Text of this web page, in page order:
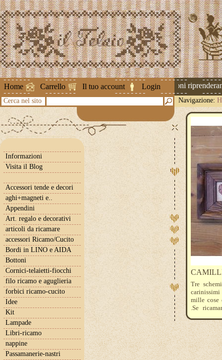
Home Carrello Il tuo account Login
Attenzione ! Le spedizioni
Cerca nel sito Navigazione:
Informazioni
Visita il Blog
Accessori tende e decori
aghi+magneti e..
Appendini
Art. regalo e decorativi
articoli da ricamare
accessori Ricamo/Cucito
Bordi in LINO e AIDA
Bottoni
Cornici-telaietti-fiocchi
filo ricamo e aguglieria
forbici ricamo-cucito
Idee
Kit
Lampade
Libri-ricamo
nappine
Passamanerie-nastri
Tre
carinissimi
mille cose
.Se
cambio